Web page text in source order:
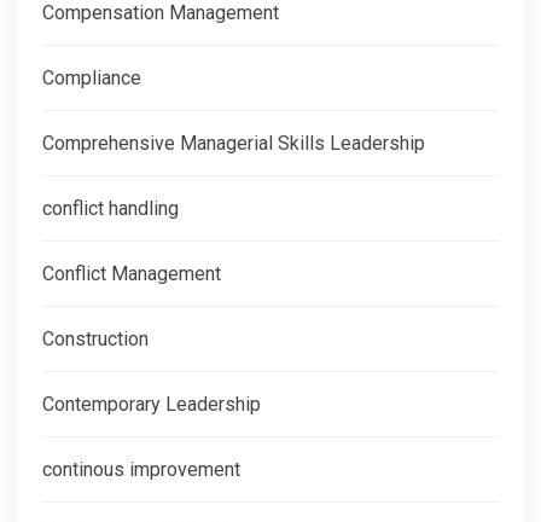
Compensation Management
Compliance
Comprehensive Managerial Skills Leadership
conflict handling
Conflict Management
Construction
Contemporary Leadership
continous improvement